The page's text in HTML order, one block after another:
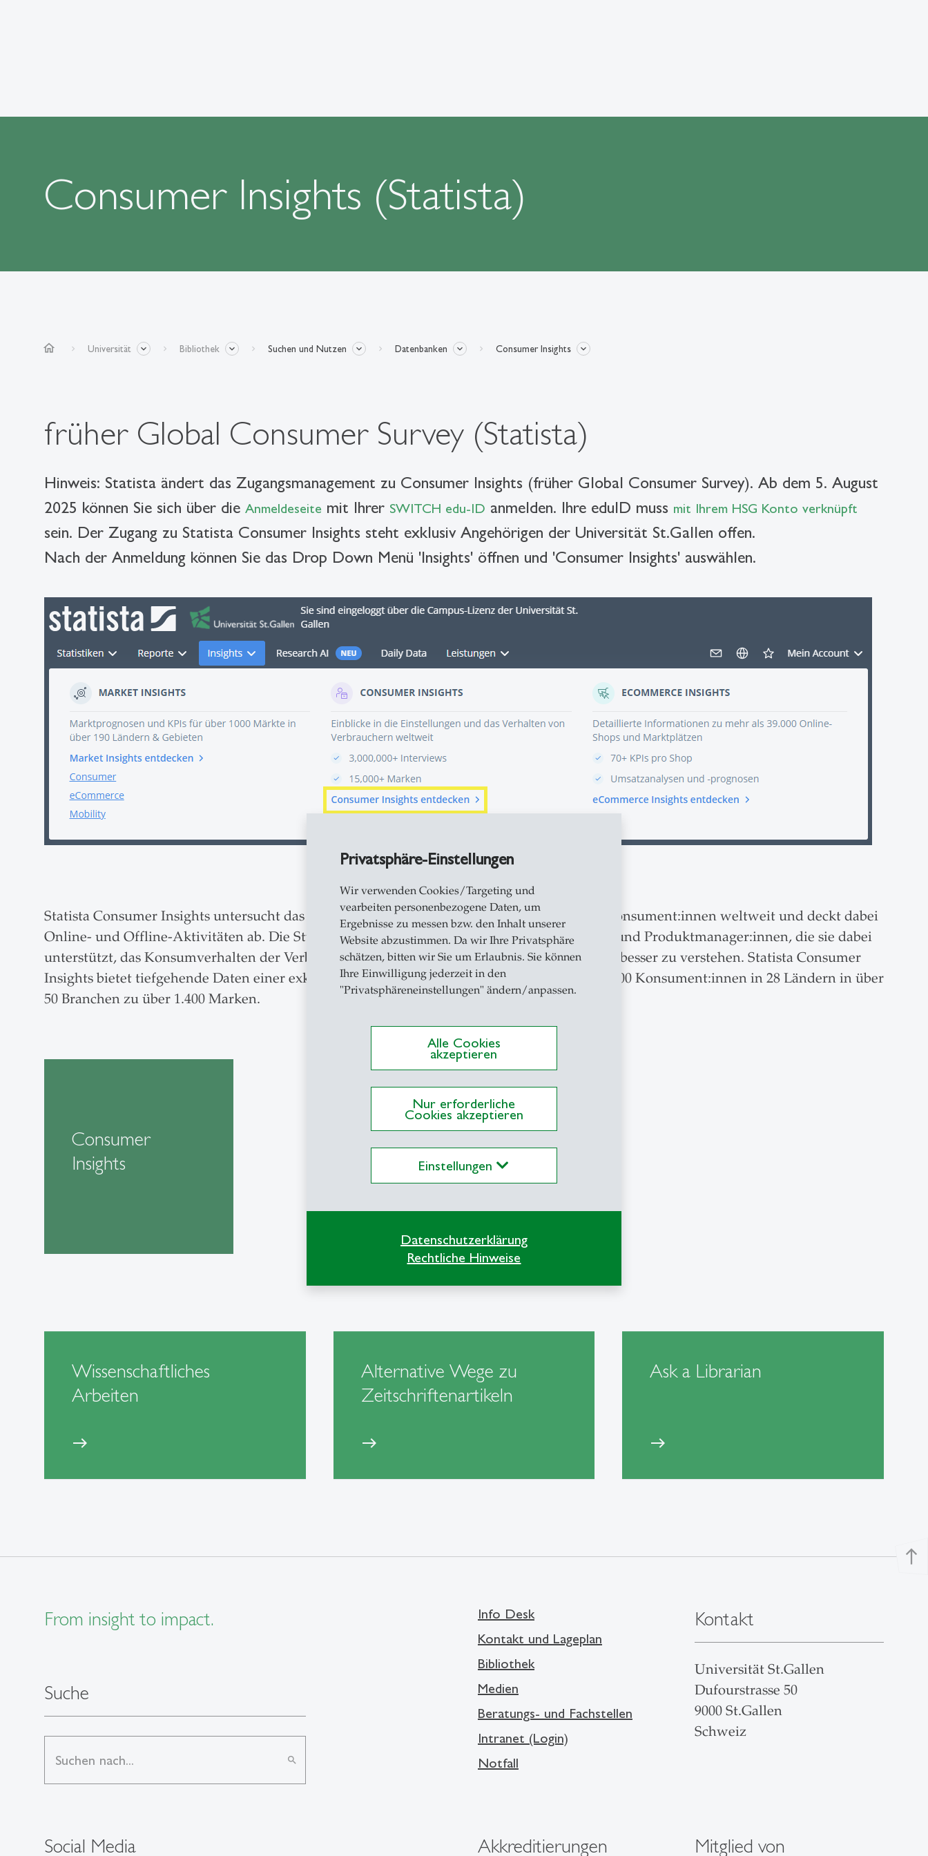
Privatsphäre-Einstellungen
Wir verwenden Cookies/Targeting und
vearbeiten personenbezogene Daten, um
Ergebnisse zu messen bzw. den Inhalt unserer
Website abzustimmen. Da wir Ihre Privatsphäre
schätzen, bitten wir Sie um Erlaubnis. Sie können
Ihre Einwilligung jederzeit in den
"Privatsphäreneinstellungen" ändern/anpassen.
Alle Cookies
akzeptieren
Nur erforderliche
Cookies akzeptieren
Einstellungen
Datenschutzerklärung
Rechtliche Hinweise
Consumer Insights (Statista)
home Universität Bibliothek Suchen und Nutzen Datenbanken Consumer Insights
früher Global Consumer Survey (Statista)
Hinweis: Statista ändert das Zugangsmanagement zu Consumer Insights (früher Global Consumer Survey). Ab dem 5. August
2025 können Sie sich über die Anmeldeseite mit Ihrer SWITCH edu-ID anmelden. Ihre eduID muss mit Ihrem HSG Konto verknüpft
sein. Der Zugang zu Statista Consumer Insights steht exklusiv Angehörigen der Universität St.Gallen offen.
Nach der Anmeldung können Sie das Drop Down Menü 'Insights' öffnen und 'Consumer Insights' auswählen.
Statista Consumer Insights untersucht das Konsumverhalten und die Mediennutzung von Konsument:innen weltweit und deckt dabei
Online- und Offline-Aktivitäten ab. Die Studie richtet sich an Werbetreibende, Planer:innen und Produktmanager:innen, die sie dabei
unterstützt, das Konsumverhalten der Verbraucher:innen sowie ihre Interaktion mit Marken besser zu verstehen. Statista Consumer
Insights bietet tiefgehende Daten einer exklusiven, weltweiten Befragung von mehr als 120.000 Konsument:innen in 28 Ländern in über
50 Branchen zu über 1.400 Marken.
Consumer
Insights
Wissenschaftliches
Arbeiten
east
Alternative Wege zu
Zeitschriftenartikeln
east
Ask a Librarian
east
north
From insight to impact.
Suche
search
Social Media
Info Desk
Kontakt und Lageplan
Bibliothek
Medien
Beratungs- und Fachstellen
Intranet (Login)
Notfall
Kontakt
Universität St.Gallen
Dufourstrasse 50
9000 St.Gallen
Schweiz
Akkreditierungen Mitglied von